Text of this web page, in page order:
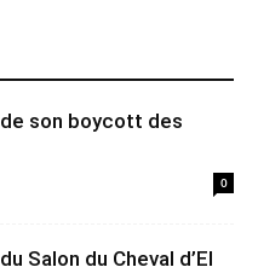
de son boycott des
0
Salon du Cheval d’El